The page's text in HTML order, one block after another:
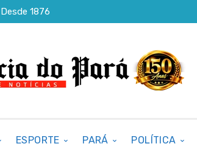
Desde 1876
ESPORTE PARÁ POLÍTICA